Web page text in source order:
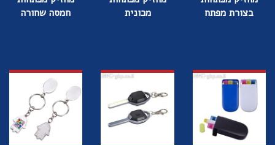
בצורת מפתח
מכונית
חמסה שחורה